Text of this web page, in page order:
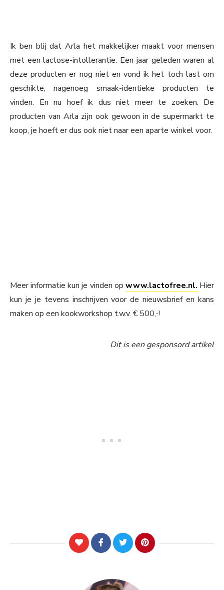
Ik ben blij dat Arla het makkelijker maakt voor mensen
met een lactose-intollerantie. Een jaar geleden waren al
deze producten er nog niet en vond ik het toch last om
geschikte, nagenoeg smaak-identieke producten te
vinden. En nu hoef ik dus niet meer te zoeken. De
producten van Arla zijn ook gewoon in de supermarkt te
koop, je hoeft er dus ook niet naar een aparte winkel voor.
Meer informatie kun je vinden op www.lactofree.nl. Hier
kun je je tevens inschrijven voor de nieuwsbrief en kans
maken op een kookworkshop t.w.v. € 500,-!
Dit is een gesponsord artikel